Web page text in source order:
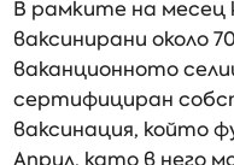
В рамките на
ваксинирани около
ваканционното
сертифициран
ваксинация, който
Април, като в него